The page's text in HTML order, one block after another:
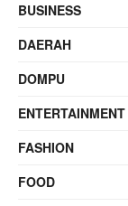
BUSINESS
DAERAH
DOMPU
ENTERTAINMENT
FASHION
FOOD